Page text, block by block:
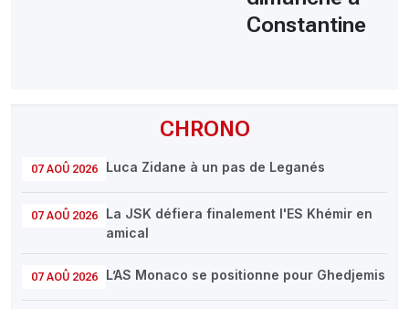
CHRONO
07 AOÛ 2026 Luca Zidane à un pas de Leganés
07 AOÛ 2026
La JSK défiera finalement l'ES Khémir en
amical
07 AOÛ 2026 L’AS Monaco se positionne pour Ghedjemis
Constantine